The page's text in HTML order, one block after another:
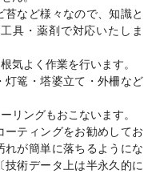
苔など様々なので、知識と
具・薬剤で対応いたしま
気よく作業を行います。
灯篭・塔婆立て・外柵など
リングもおこないます。
ーティングをお勧めしてお
れが簡単に落ちるようにな
技術データ上は半永久的に